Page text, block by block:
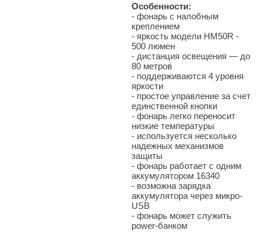
Особенности:
- фонарь с налобным
креплением
- яркость модели HM50R -
500 люмен
- дистанция освещения — до
80 метров
- поддерживаются 4 уровня
яркости
- простое управление за счет
единственной кнопки
- фонарь легко переносит
низкие температуры
- используется несколько
надежных механизмов
защиты
- фонарь работает с одним
аккумулятором 16340
- возможна зарядка
аккумулятора через микро-
USB
- фонарь может служить
power-банком